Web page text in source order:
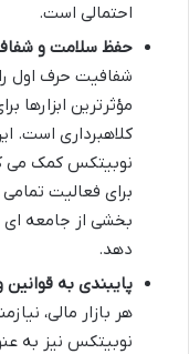
احتمالی است.
حفظ سلامت و
شفافیت حرف اول
مؤثرترین ابزارها
کلاهبرداری است.
نوبیتکس کمک می
برای فعالیت
بخشی از جامعه
دهد.
پایبندی به
هر بازار مالی،
نوبیتکس نیز به